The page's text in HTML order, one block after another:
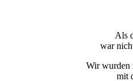
Als
war
Wir wurden
mit